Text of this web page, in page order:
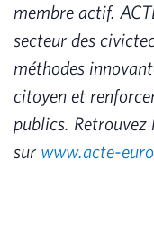
membre actif.
secteur des
méthodes
citoyen et
publics.
sur www.acte-